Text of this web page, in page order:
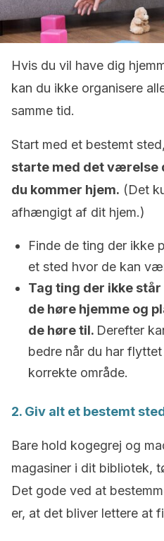
Hvis du vil have dig
kan du ikke organisere
samme tid.
Start med et bestemt
starte med det værelse
du kommer hjem. (Det
afhængigt af dit hjem.)
Finde de ting der ikke
et sted hvor de kan
Tag ting der ikke
de høre hjemme og
de høre til. Derefter
bedre når du har
korrekte område.
2. Giv alt et bestemt
Bare hold kogegrej og
magasiner i dit bibliotek,
Det gode ved at
er, at det bliver lettere at